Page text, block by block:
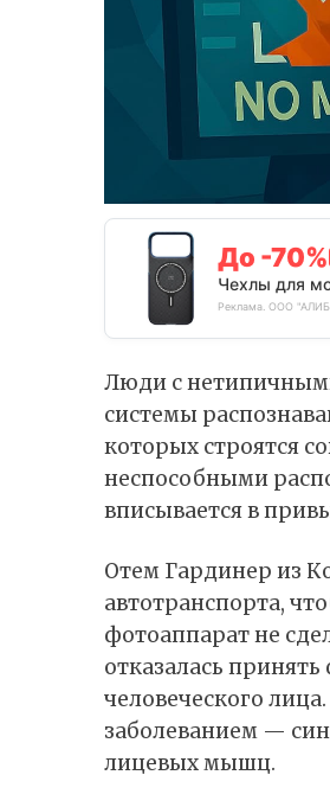
До -70%
Чехлы для
Реклама. ООО
Люди с
системы
которых строятся
неспособными
вписывается в
Отем Гардинер из
автотранспорта,
фотоаппарат не
отказалась
человеческого
заболеванием —
лицевых мышц.